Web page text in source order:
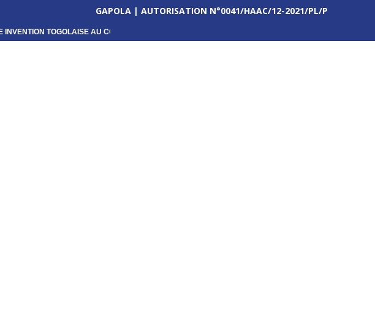
GAPOLA | AUTORISATION N°0041/HAAC/12-2021/PL/P
INVENTION TOGOLAISE AU CŒUR D’UNE...